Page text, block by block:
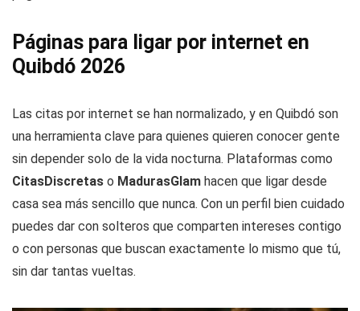
Páginas para ligar por internet en
Quibdó 2026
Las citas por internet se han normalizado, y en Quibdó son
una herramienta clave para quienes quieren conocer gente
sin depender solo de la vida nocturna. Plataformas como
CitasDiscretas o MadurasGlam hacen que ligar desde
casa sea más sencillo que nunca. Con un perfil bien cuidado
puedes dar con solteros que comparten intereses contigo
o con personas que buscan exactamente lo mismo que tú,
sin dar tantas vueltas.